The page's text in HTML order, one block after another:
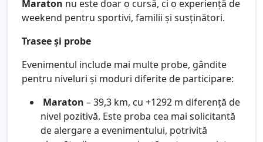
Maraton nu este doar o cursă, ci o experiență de
weekend pentru sportivi, familii și susținători.
Trasee și probe
Evenimentul include mai multe probe, gândite
pentru niveluri și moduri diferite de participare:
Maraton – 39,3 km, cu +1292 m diferență de
nivel pozitivă. Este proba cea mai solicitantă
de alergare a evenimentului, potrivită